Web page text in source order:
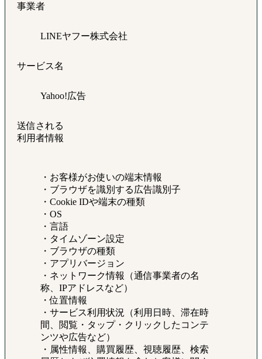
事業者
LINEヤフー株式会社
サービス名
Yahoo!広告
送信される
利用者情報
・お客様がお使いの端末情報
・ブラウザを識別する広告識別子
・Cookie IDや端末の種類
・OS
・言語
・タイムゾーン設定
・ブラウザの種類
・アプリバージョン
・ネットワーク情報（通信事業者の名
称、IPアドレスなど）
・位置情報
・サービス利用状況（利用日時、滞在時
間、閲覧・タップ・クリックしたコンテ
ンツや広告など）
・属性情報、購買履歴、視聴履歴、検索